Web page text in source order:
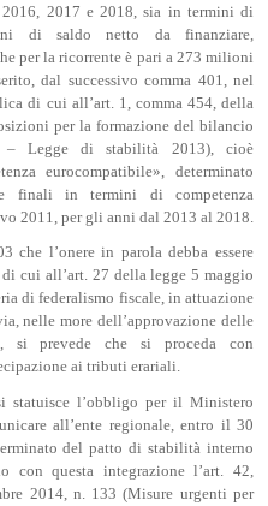
2017 e 2018, sia in termini di
di saldo netto da finanziare,
per la ricorrente è pari a 273 milioni
dal successivo comma 401, nel
di cui all’art. 1, comma 454, della
per la formazione del bilancio
– Legge di stabilità 2013), cioè
eurocompatibile», determinato
finali in termini di competenza
2011, per gli anni dal 2013 al 2018.
che l’onere in parola debba essere
cui all’art. 27 della legge 5 maggio
di federalismo fiscale, in attuazione
nelle more dell’approvazione delle
si prevede che si proceda con
ai tributi erariali.
statuisce l’obbligo per il Ministero
all’ente regionale, entro il 30
del patto di stabilità interno
con questa integrazione l’art. 42,
2014, n. 133 (Misure urgenti per